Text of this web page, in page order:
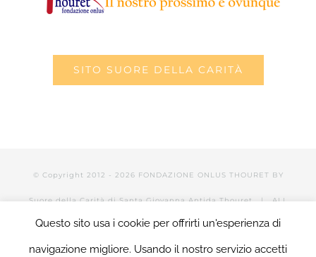
SITO SUORE DELLA CARITÀ
© Copyright 2012 - 2026 FONDAZIONE ONLUS THOURET BY
Suore della Carità di Santa Giovanna Antida Thouret | ALL
RIGHTS RESERVED | POWERED BY Valerio Mattia |LOGIN
Questo sito usa i cookie per offrirti un'esperienza di
navigazione migliore. Usando il nostro servizio accetti